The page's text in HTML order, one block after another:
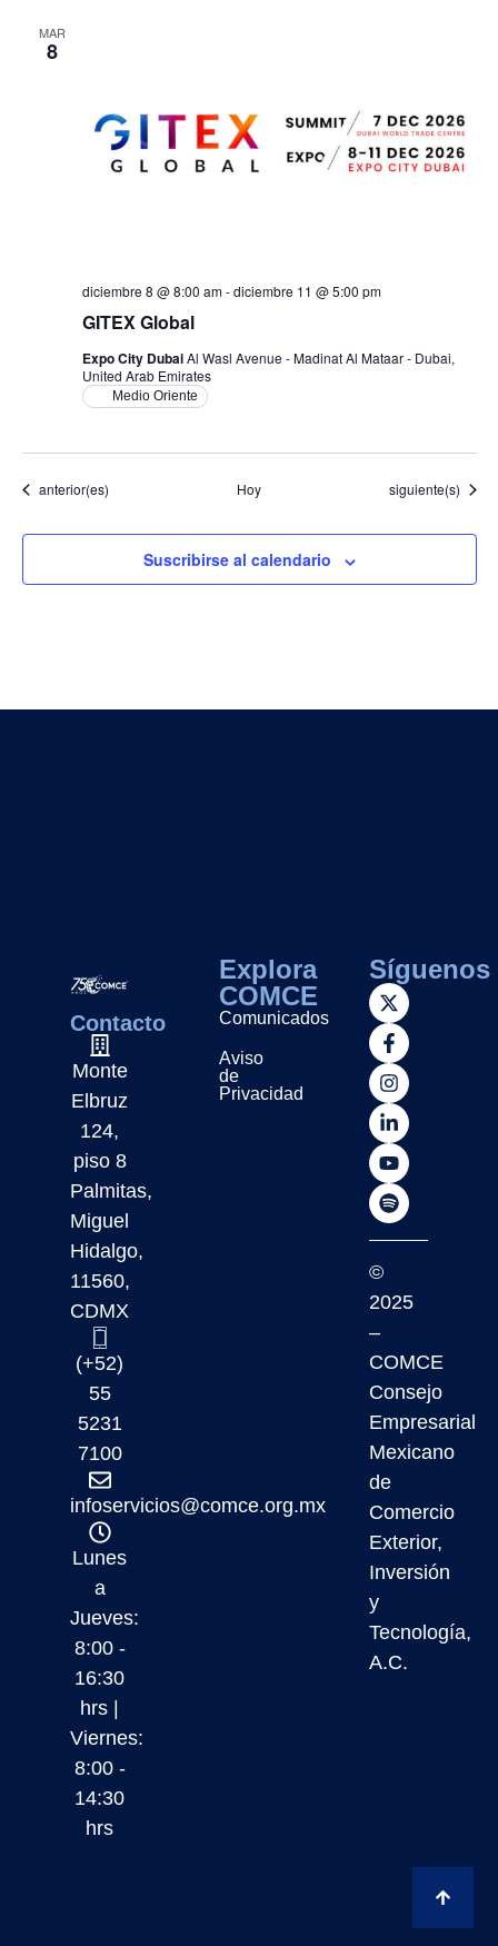
MAR
8
GITEX Global
diciembre 8 @ 8:00 am-diciembre 11 @ 5:00 pm
Expo City DubaiAl Wasl Avenue - Madinat Al Mataar - Dubai,
United Arab Emirates
Medio Oriente
Eventos
anterior(es) Hoy Eventos
siguiente(s)
Suscribirse al calendario
Contacto
Monte
Elbruz
124,
piso 8
Palmitas,
Miguel
Hidalgo,
11560,
CDMX
(+52)
55
5231
7100
infoservicios@comce.org.mx
Lunes
a
Jueves:
8:00 -
16:30
hrs |
Viernes:
8:00 -
14:30
hrs
Explora
COMCE
Comunicados
Aviso
de
Privacidad
Síguenos
©
2025
–
COMCE
Consejo
Empresarial
Mexicano
de
Comercio
Exterior,
Inversión
y
Tecnología,
A.C.